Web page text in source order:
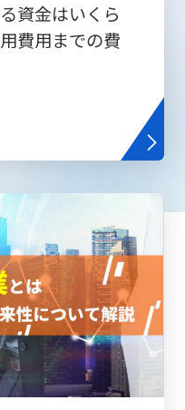
資金はいくら
費用までの費